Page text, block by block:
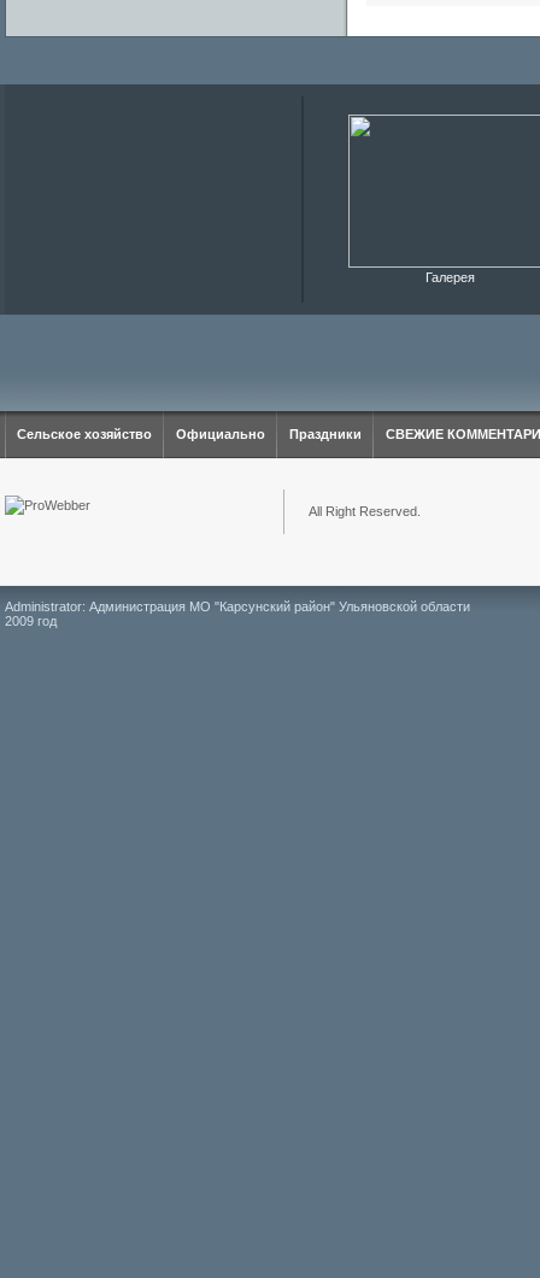
Галерея
Сельское хозяйство Официально Праздники СВЕЖИЕ
All Right Reserved.
Administrator: Администрация МО "Карсунский район" Ульяновской области
2009 год